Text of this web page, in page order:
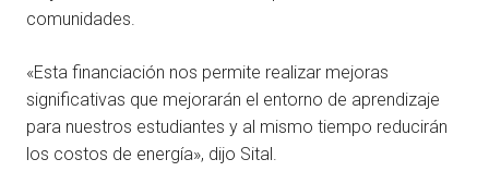
comunidades.
«Esta financiación nos permite realizar mejoras
significativas que mejorarán el entorno de aprendizaje
para nuestros estudiantes y al mismo tiempo reducirán
los costos de energía», dijo Sital.